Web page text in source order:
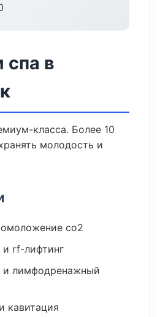
в
класса. Более 10
молодость и
co2
и rf-лифтинг
и лимфодренажный
кавитация